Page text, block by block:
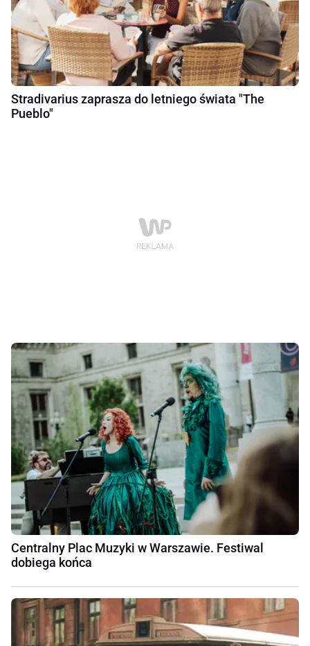
Stradivarius zaprasza do letniego świata "The
Pueblo"
Centralny Plac Muzyki w Warszawie. Festiwal
dobiega końca